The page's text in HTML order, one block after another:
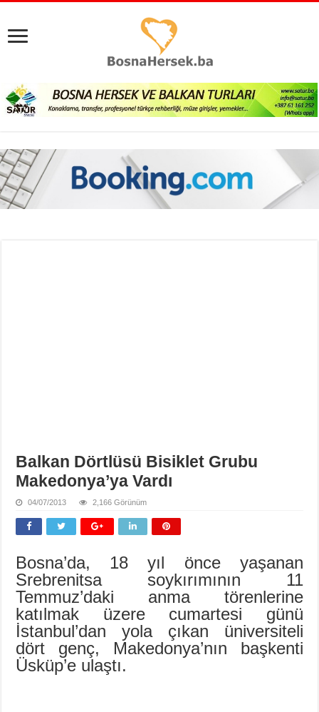
Balkan Dörtlüsü Bisiklet Grubu
Makedonya’ya Vardı
04/07/2013 2,166 Görünüm
Bosna’da, 18 yıl önce yaşanan
Srebrenitsa soykırımının 11
Temmuz’daki anma törenlerine
katılmak üzere cumartesi günü
İstanbul’dan yola çıkan üniversiteli
dört genç, Makedonya’nın başkenti
Üsküp’e ulaştı.